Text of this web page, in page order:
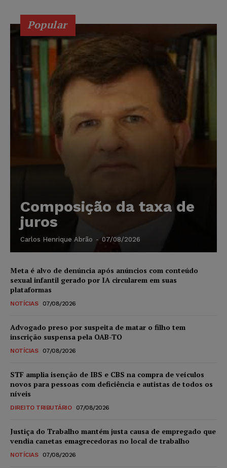
Popular
Composição da taxa de
juros
Carlos Henrique Abrão - 07/08/2026
Meta é alvo de denúncia após anúncios com conteúdo
sexual infantil gerado por IA circularem em suas
plataformas
NOTÍCIAS 07/08/2026
Advogado preso por suspeita de matar o filho tem
inscrição suspensa pela OAB-TO
NOTÍCIAS 07/08/2026
STF amplia isenção de IBS e CBS na compra de veículos
novos para pessoas com deficiência e autistas de todos os
níveis
DIREITO TRIBUTÁRIO 07/08/2026
Justiça do Trabalho mantém justa causa de empregado que
vendia canetas emagrecedoras no local de trabalho
NOTÍCIAS 07/08/2026